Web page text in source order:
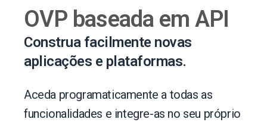
OVP baseada em API
Construa facilmente novas
aplicações e plataformas.
Aceda programaticamente a todas as
funcionalidades e integre-as no seu próprio